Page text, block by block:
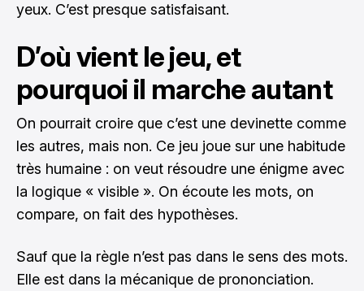
yeux. C’est presque satisfaisant.
D’où vient le jeu, et
pourquoi il marche autant
On pourrait croire que c’est une devinette comme
les autres, mais non. Ce jeu joue sur une habitude
très humaine : on veut résoudre une énigme avec
la logique « visible ». On écoute les mots, on
compare, on fait des hypothèses.
Sauf que la règle n’est pas dans le sens des mots.
Elle est dans la mécanique de prononciation.